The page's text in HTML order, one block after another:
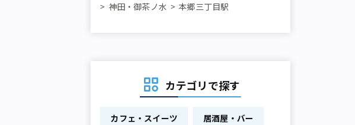
神田・御茶ノ水
本郷三丁目駅
カテゴリで探す
カフェ・スイーツ 居酒屋・バー